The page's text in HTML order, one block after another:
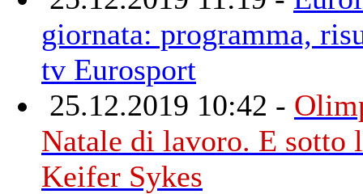
giornata: programma,
tv Eurosport
25.12.2019 10:42 -
Natale di lavoro. E sotto
Keifer Sykes